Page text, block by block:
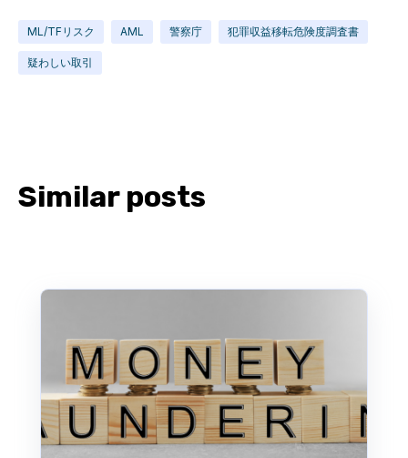
ML/TFリスク AML 警察庁 犯罪収益移転危険度調査書
疑わしい取引
Similar posts